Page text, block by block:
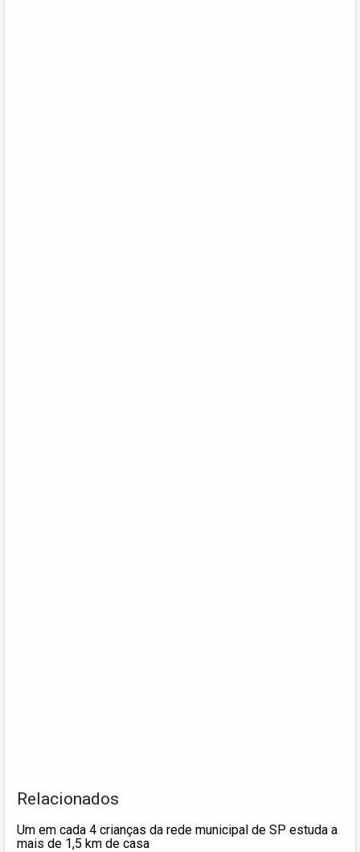
Relacionados
Um em cada 4 crianças da rede municipal de SP estuda a
mais de 1,5 km de casa